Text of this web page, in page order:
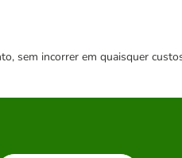
sem incorrer em quaisquer